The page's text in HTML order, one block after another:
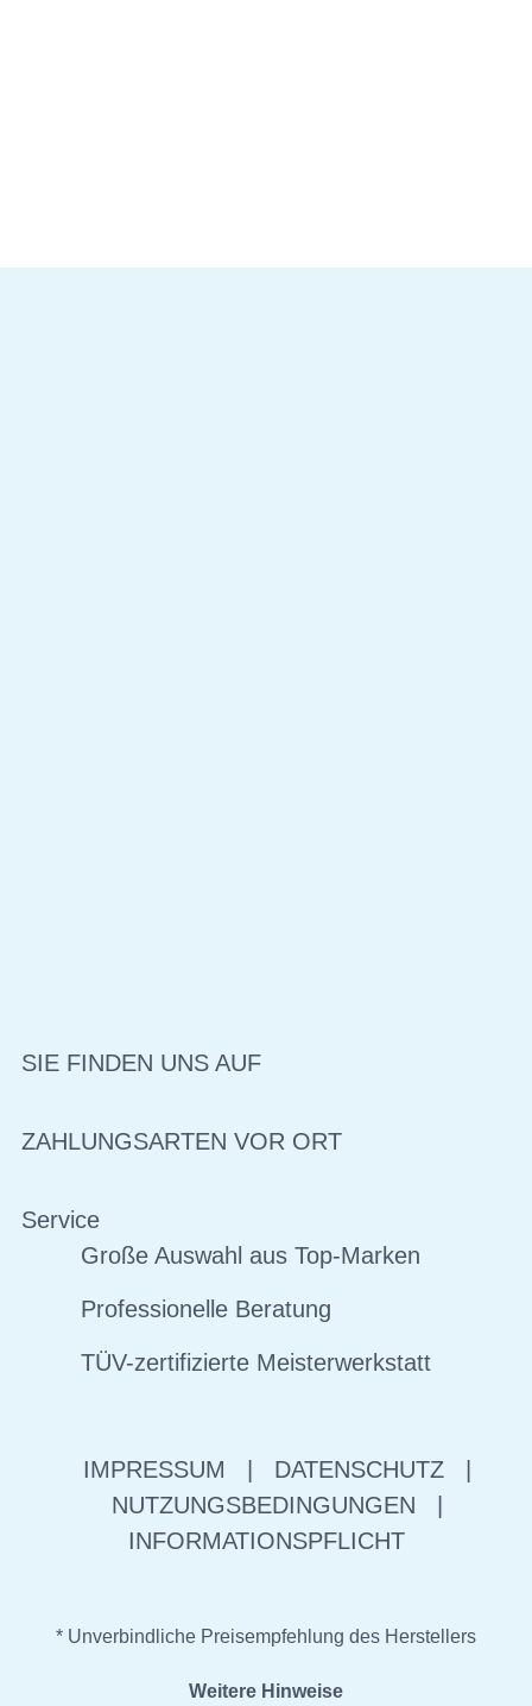
SIE FINDEN UNS AUF
ZAHLUNGSARTEN VOR ORT
Service
Große Auswahl aus Top-Marken
Professionelle Beratung
TÜV-zertifizierte Meisterwerkstatt
IMPRESSUM DATENSCHUTZ
NUTZUNGSBEDINGUNGEN
INFORMATIONSPFLICHT
* Unverbindliche Preisempfehlung des Herstellers
Weitere Hinweise